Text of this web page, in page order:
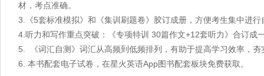
材，考点准确。
3.《5套标准模拟》和《集训刷题卷》胶订成册，方便考生集中进行
4.听力和写作重点突破：《专项特训 30篇作文+12套听力》合订成
5. 《词汇自测》词汇从高频到低频排列，有助于提高学习效率，夯
6. 本书配套电子试卷，在星火英语App图书配套板块免费获取。